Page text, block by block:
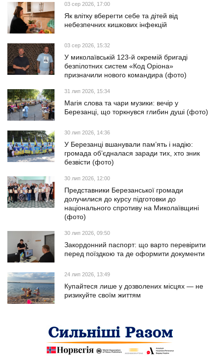
03 сер 2026, 17:00
Як влітку вберегти себе та дітей від
небезпечних кишкових інфекцій
03 сер 2026, 15:32
У миколаївській 123-й окремій бригаді
безпілотних систем «Код Оріона»
призначили нового командира (фото)
31 лип 2026, 15:34
Магія слова та чари музики: вечір у
Березанці, що торкнувся глибин душі (фото)
30 лип 2026, 14:36
У Березанці вшанували пам’ять і надію:
громада об’єдналася заради тих, хто зник
безвісти (фото)
30 лип 2026, 12:00
Представники Березанської громади
долучилися до курсу підготовки до
національного спротиву на Миколаївщині
(фото)
30 лип 2026, 09:50
Закордонний паспорт: що варто перевірити
перед поїздкою та де оформити документи
24 лип 2026, 13:49
Купайтеся лише у дозволених місцях — не
ризикуйте своїм життям